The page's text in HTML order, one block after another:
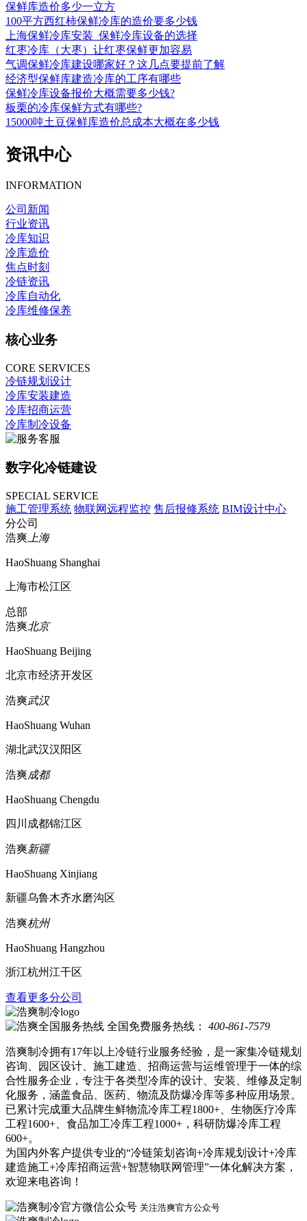
保鲜库造价多少一立方
100平方西红柿保鲜冷库的造价要多少钱
上海保鲜冷库安装_保鲜冷库设备的选择
红枣冷库（大枣）让红枣保鲜更加容易
气调保鲜冷库建设哪家好？这几点要提前了解
经济型保鲜库建造冷库的工序有哪些
保鲜冷库设备报价大概需要多少钱?
板栗的冷库保鲜方式有哪些?
15000吨土豆保鲜库造价总成本大概在多少钱
资讯中心
INFORMATION
公司新闻
行业资讯
冷库知识
冷库造价
焦点时刻
冷链资讯
冷库自动化
冷库维修保养
核心业务
CORE SERVICES
冷链规划设计
冷库安装建造
冷库招商运营
冷库制冷设备
数字化冷链建设
SPECIAL SERVICE
施工管理系统 物联网远程监控 售后报修系统 BIM设计中心
分公司
浩爽 上海
HaoShuang Shanghai
上海市松江区
总部
浩爽北京
HaoShuang Beijing
北京市经济开发区
浩爽武汉
HaoShuang Wuhan
湖北武汉汉阳区
浩爽成都
HaoShuang Chengdu
四川成都锦江区
浩爽新疆
HaoShuang Xinjiang
新疆乌鲁木齐水磨沟区
浩爽杭州
HaoShuang Hangzhou
浙江杭州江干区
查看更多分公司
全国免费服务热线： 400-861-7579
浩爽制冷拥有17年以上冷链行业服务经验，是一家集冷链规划
咨询、园区设计、施工建造、招商运营与运维管理于一体的综
合性服务企业，专注于各类型冷库的设计、安装、维修及定制
化服务，涵盖食品、医药、物流及防爆冷库等多种应用场景。
已累计完成重大品牌生鲜物流冷库工程1800+、生物医疗冷库
工程1600+、食品加工冷库工程1000+，科研防爆冷库工程
600+。
为国内外客户提供专业的“冷链策划咨询+冷库规划设计+冷库
建造施工+冷库招商运营+智慧物联网管理”一体化解决方案，
欢迎来电咨询！
关注浩爽官方公众号